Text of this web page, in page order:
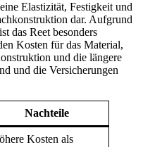
Elastizität, Festigkeit und
dar. Aufgrund
das Reet besonders
Kosten für das Material,
und die längere
und die Versicherungen
Nachteile
Kosten als